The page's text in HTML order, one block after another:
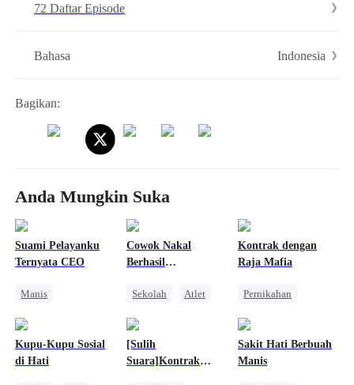
72 Daftar Episode
Bahasa Indonesia
Bagikan:
Anda Mungkin Suka
Suami Pelayanku
Ternyata CEO
Manis
Wanita Kuat
Cowok Nakal
Berhasil
Sekolah
Atlet
Benci Jadi Cinta
Kontrak dengan
Raja Mafia
Pernikahan
Nikah Kilat
Kupu-Kupu Sosial
di Hati
[Sulih
Suara]Kontrak
Sakit Hati Berbuah
Manis